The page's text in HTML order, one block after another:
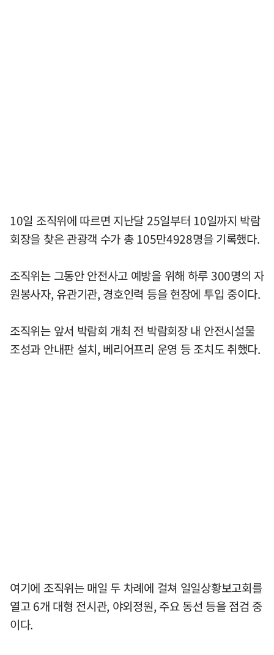
10일 조직위에 따르면 지난달 25일부터 10일까지 박람
회장을 찾은 관광객 수가 총 105만4928명을 기록했다.
조직위는 그동안 안전사고 예방을 위해 하루 300명의 자
원봉사자, 유관기관, 경호인력 등을 현장에 투입 중이다.
조직위는 앞서 박람회 개최 전 박람회장 내 안전시설물
조성과 안내판 설치, 베리어프리 운영 등 조치도 취했다.
여기에 조직위는 매일 두 차례에 걸쳐 일일상황보고회를
열고 6개 대형 전시관, 야외정원, 주요 동선 등을 점검 중
이다.